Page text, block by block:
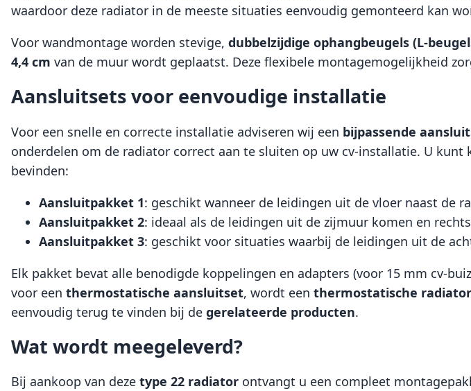
waardoor deze radiator in de meeste situaties eenvoudig gemonteerd kan
Voor wandmontage worden stevige, dubbelzijdige ophangbeugels (L-
4,4 cm van de muur wordt geplaatst. Deze flexibele montagemogelijkheid
Aansluitsets voor eenvoudige installatie
Voor een snelle en correcte installatie adviseren wij een bijpassende
onderdelen om de radiator correct aan te sluiten op uw cv-installatie. U
bevinden:
Aansluitpakket 1: geschikt wanneer de leidingen uit de vloer naast de
Aansluitpakket 2: ideaal als de leidingen uit de zijmuur komen en
Aansluitpakket 3: geschikt voor situaties waarbij de leidingen uit de
Elk pakket bevat alle benodigde koppelingen en adapters (voor 15 mm cv-
voor een thermostatische aansluitset, wordt een thermostatische
eenvoudig terug te vinden bij de gerelateerde producten.
Wat wordt meegeleverd?
Bij aankoop van deze type 22 radiator ontvangt u een compleet